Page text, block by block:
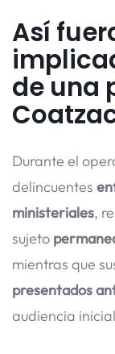
Así
de una
Durante el
delincuentes
ministeriales,
sujeto
mientras que
presentados
audiencia